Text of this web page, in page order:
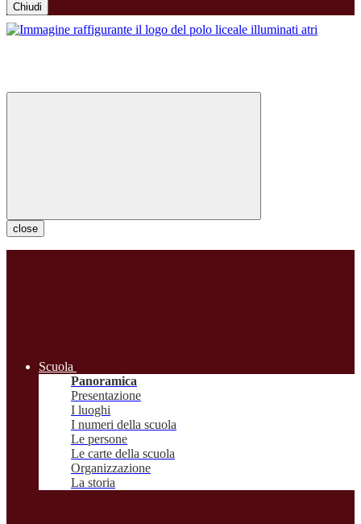
Chiudi
close
Scuola
Panoramica
Presentazione
I luoghi
I numeri della scuola
Le persone
Le carte della scuola
Organizzazione
La storia